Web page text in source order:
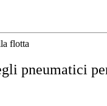
flotta
pneumatici